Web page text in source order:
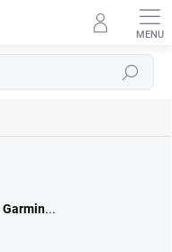
Търсене
Garmin...